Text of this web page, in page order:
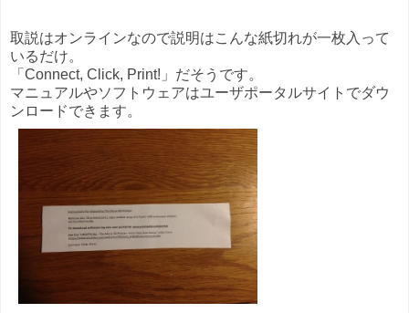
取説はオンラインなので説明はこんな紙切れが一枚入って
いるだけ。
「Connect, Click, Print!」だそうです。
マニュアルやソフトウェアはユーザポータルサイトでダウ
ンロードできます。